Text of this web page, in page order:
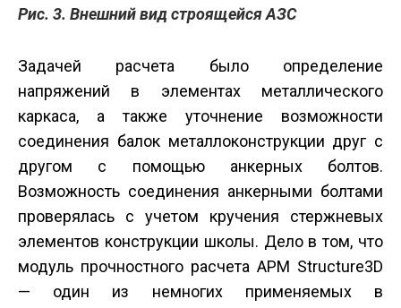
Рис. 3. Внешний вид строящейся АЗС
Задачей расчета было определение
напряжений в элементах металлического
каркаса, а также уточнение возможности
соединения балок металлоконструкции друг с
другом с помощью анкерных болтов.
Возможность соединения анкерными болтами
проверялась с учетом кручения стержневых
элементов конструкции школы. Дело в том, что
модуль прочностного расчета APM Structure3D
— один из немногих применяемых в